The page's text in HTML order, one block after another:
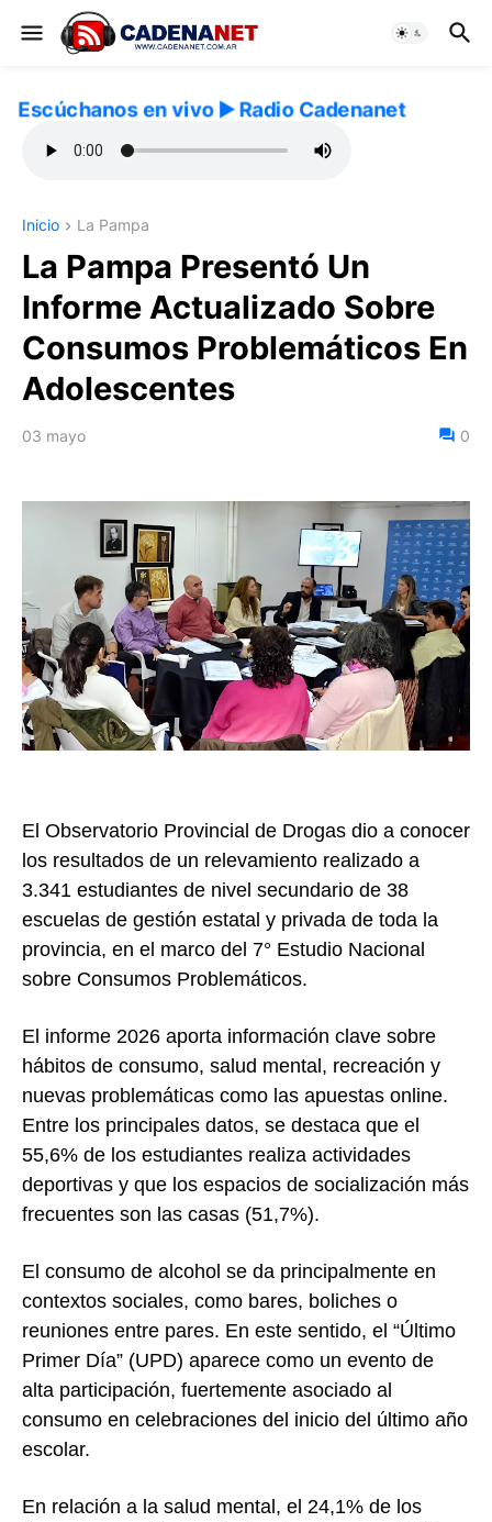
Escúchanos en vivo ▶️ Radio Cadenanet
Inicio La Pampa
La Pampa Presentó Un
Informe Actualizado Sobre
Consumos Problemáticos En
Adolescentes
03 mayo 0
El Observatorio Provincial de Drogas dio a conocer
los resultados de un relevamiento realizado a
3.341 estudiantes de nivel secundario de 38
escuelas de gestión estatal y privada de toda la
provincia, en el marco del 7° Estudio Nacional
sobre Consumos Problemáticos.
El informe 2026 aporta información clave sobre
hábitos de consumo, salud mental, recreación y
nuevas problemáticas como las apuestas online.
Entre los principales datos, se destaca que el
55,6% de los estudiantes realiza actividades
deportivas y que los espacios de socialización más
frecuentes son las casas (51,7%).
El consumo de alcohol se da principalmente en
contextos sociales, como bares, boliches o
reuniones entre pares. En este sentido, el “Último
Primer Día” (UPD) aparece como un evento de
alta participación, fuertemente asociado al
consumo en celebraciones del inicio del último año
escolar.
En relación a la salud mental, el 24,1% de los